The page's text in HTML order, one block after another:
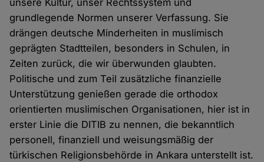
unsere Kultur, unser Rechtssystem und
grundlegende Normen unserer Verfassung. Sie
drängen deutsche Minderheiten in muslimisch
geprägten Stadtteilen, besonders in Schulen, in
Zeiten zurück, die wir überwunden glaubten.
Politische und zum Teil zusätzliche finanzielle
Unterstützung genießen gerade die orthodox
orientierten muslimischen Organisationen, hier ist in
erster Linie die DITIB zu nennen, die bekanntlich
personell, finanziell und weisungsmäßig der
türkischen Religionsbehörde in Ankara unterstellt ist.